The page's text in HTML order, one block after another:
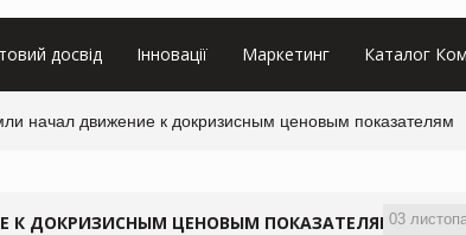
досвід Інновації Маркетинг Каталог
начал движение к докризисным ценовым показателям
03
К ДОКРИЗИСНЫМ ЦЕНОВЫМ ПОКАЗАТЕЛЯМ